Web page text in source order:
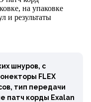
на упаковке
и результаты
шнуров, с
FLEX
тип передачи
патч корды Exalan